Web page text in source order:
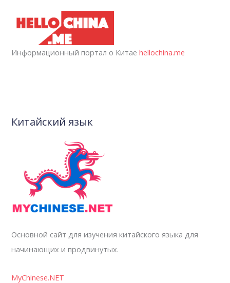
Информационный портал о Китаеhellochina.me
Китайский язык
Основной сайт для изучения китайского языка для
начинающих и продвинутых.
MyChinese.NET